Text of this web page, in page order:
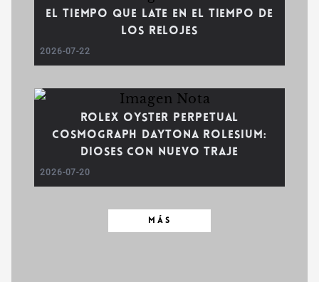
El tiempo que late en el tiempo de
los relojes
2026-07-22
Rolex Oyster Perpetual
Cosmograph Daytona Rolesium:
dioses con nuevo traje
2026-07-20
MÁS